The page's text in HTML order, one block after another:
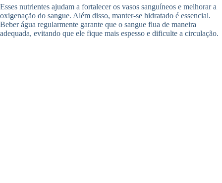
Esses nutrientes ajudam a fortalecer os vasos sanguíneos e melhorar a
oxigenação do sangue. Além disso, manter-se hidratado é essencial.
Beber água regularmente garante que o sangue flua de maneira
adequada, evitando que ele fique mais espesso e dificulte a circulação.